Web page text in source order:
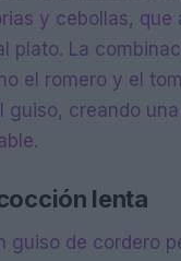
y cebollas, que
plato. La
el romero y el
guiso, creando
lenta
guiso de cordero